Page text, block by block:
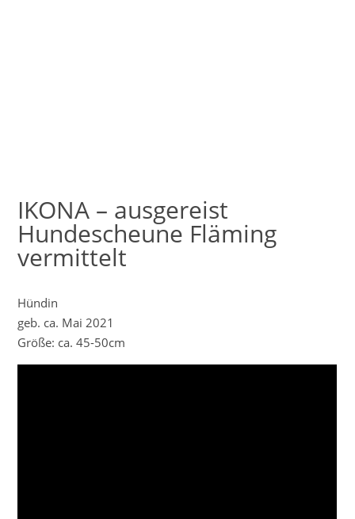
IKONA – ausgereist
Hundescheune Fläming
vermittelt
Hündin
geb. ca. Mai 2021
Größe: ca. 45-50cm